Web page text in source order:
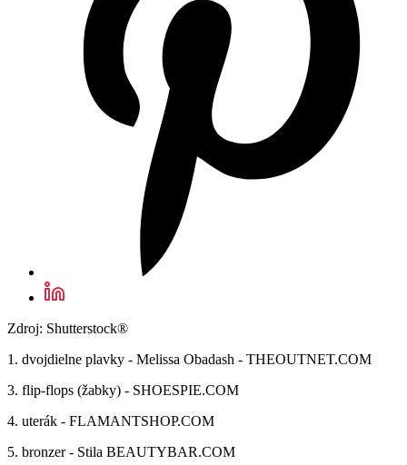
Zdroj: Shutterstock®
1. dvojdielne plavky - Melissa Obadash - THEOUTNET.COM
3. flip-flops (žabky) - SHOESPIE.COM
4. uterák - FLAMANTSHOP.COM
5. bronzer - Stila BEAUTYBAR.COM